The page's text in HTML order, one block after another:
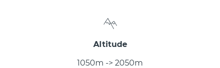
Altitude
1050m -> 2050m